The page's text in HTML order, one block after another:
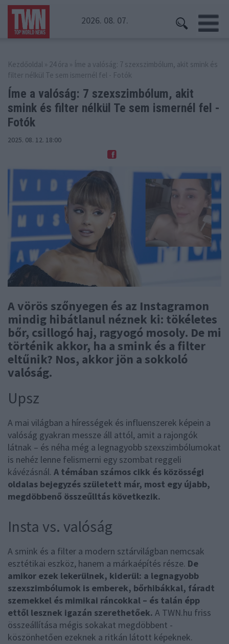
2026. 08. 07.
Kezdőoldal » 24 óra » Íme a valóság: 7 szexszimbólum, akit smink és
filter nélkül Te sem ismernél fel - Fotók
Íme a valóság: 7 szexszimbólum, akit
smink és filter nélkül Te sem ismernél fel -
Fotók
2025. 08. 12. 18:00
A vörös szőnyegen és az Instagramon
mindig hibátlanul néznek ki: tökéletes
bőr, csillogó haj, ragyogó mosoly. De mi
történik akkor, ha a smink és a filter
eltűnik? Nos, akkor jön a sokkoló
valóság.
Upsz
A mai világban a hírességek és influenszerek képein a
valóság gyakran messze áll attól, amit a rajongók
látnak – és néha még a legnagyobb szexszimbólumokat
is nehéz lenne felismerni egy szombat reggeli
kávézásnál. A témában számos cikk és közösségi
oldalas bejegyzés született már, most egy újabb,
megdöbbenő összeűlltás következik.
Insta vs. valóság
A smink és a filter a modern sztárvilágban nemcsak
esztétikai eszköz, hanem a márkaépítés része. De
amikor ezek lekerülnek, kiderül: a legnagyobb
szexszimbólumok is emberek, bőrhibákkal, fáradt
szemekkel és mimikai ráncokkal – és talán épp
ettől lesznek igazán szerethetőek. A TWN.hu friss
összeállítása mégis sokakat megdöbbent -
köszönhetően ezeknek a ritkán látott képeknek.